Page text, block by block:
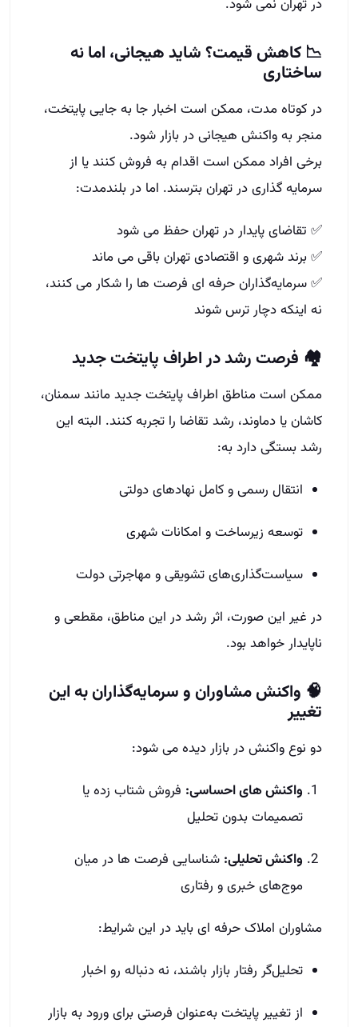
در تهران نمی‌ شود.
📉 کاهش قیمت؟ شاید هیجانی، اما نه
ساختاری
در کوتاه‌ مدت، ممکن است اخبار جا به‌ جایی پایتخت،
منجر به واکنش هیجانی در بازار شود.
برخی افراد ممکن است اقدام به فروش کنند یا از
سرمایه‌ گذاری در تهران بترسند. اما در بلندمدت:
✅ تقاضای پایدار در تهران حفظ می‌ شود
✅ برند شهری و اقتصادی تهران باقی می‌ ماند
✅ سرمایه‌گذاران حرفه‌ ای فرصت‌ ها را شکار می‌ کنند،
نه اینکه دچار ترس شوند
🏘️ فرصت رشد در اطراف پایتخت جدید
ممکن است مناطق اطراف پایتخت جدید مانند سمنان،
کاشان یا دماوند، رشد تقاضا را تجربه کنند. البته این
رشد بستگی دارد به:
انتقال رسمی و کامل نهادهای دولتی
توسعه زیرساخت و امکانات شهری
سیاست‌گذاری‌های تشویقی و مهاجرتی دولت
در غیر این صورت، اثر رشد در این مناطق، مقطعی و
ناپایدار خواهد بود.
🧠 واکنش مشاوران و سرمایه‌گذاران به این
تغییر
دو نوع واکنش در بازار دیده می‌ شود:
واکنش‌ های احساسی: فروش شتاب‌ زده یا
تصمیمات بدون تحلیل
واکنش تحلیلی: شناسایی فرصت‌ ها در میان
موج‌های خبری و رفتاری
مشاوران املاک حرفه‌ ای باید در این شرایط:
تحلیل‌گر رفتار بازار باشند، نه دنباله‌ رو اخبار
از تغییر پایتخت به‌عنوان فرصتی برای ورود به بازار